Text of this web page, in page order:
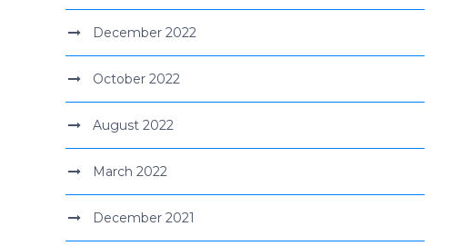
December 2022
October 2022
August 2022
March 2022
December 2021